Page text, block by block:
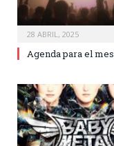
28 ABRIL, 2025
Agenda para el